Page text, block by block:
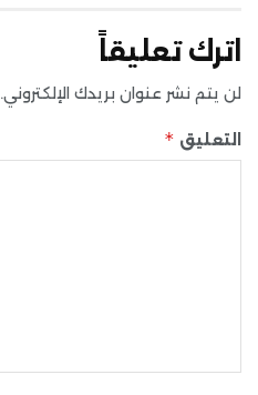
اترك تعليقاً
لن يتم نشر عنوان بريدك الإلكتروني.
التعليق *